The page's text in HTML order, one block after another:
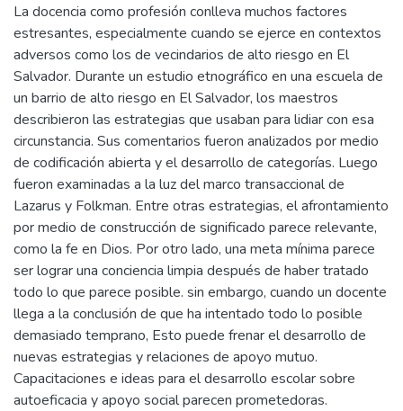
La docencia como profesión conlleva muchos factores
estresantes, especialmente cuando se ejerce en contextos
adversos como los de vecindarios de alto riesgo en El
Salvador. Durante un estudio etnográfico en una escuela de
un barrio de alto riesgo en El Salvador, los maestros
describieron las estrategias que usaban para lidiar con esa
circunstancia. Sus comentarios fueron analizados por medio
de codificación abierta y el desarrollo de categorías. Luego
fueron examinadas a la luz del marco transaccional de
Lazarus y Folkman. Entre otras estrategias, el afrontamiento
por medio de construcción de significado parece relevante,
como la fe en Dios. Por otro lado, una meta mínima parece
ser lograr una conciencia limpia después de haber tratado
todo lo que parece posible. sin embargo, cuando un docente
llega a la conclusión de que ha intentado todo lo posible
demasiado temprano, Esto puede frenar el desarrollo de
nuevas estrategias y relaciones de apoyo mutuo.
Capacitaciones e ideas para el desarrollo escolar sobre
autoeficacia y apoyo social parecen prometedoras.